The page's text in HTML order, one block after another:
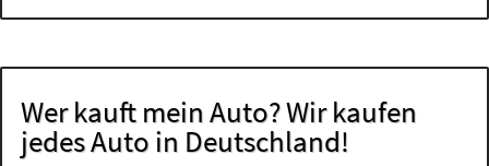
Wer kauft mein Auto? Wir kaufen
jedes Auto in Deutschland!